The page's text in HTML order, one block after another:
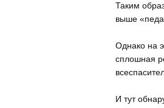
Таким
выше
Однако на
сплошная
И тут